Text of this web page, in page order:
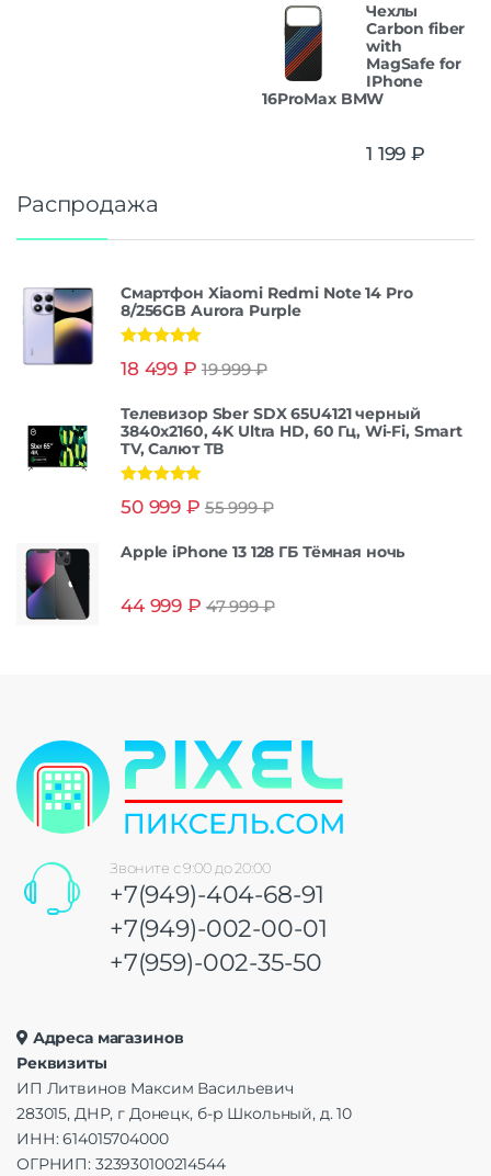
Чехлы
Carbon fiber
with
MagSafe for
IPhone
16ProMax BMW
1 199 ₽
Распродажа
Смартфон Xiaomi Redmi Note 14 Pro
8/256GB Aurora Purple
из 5
18 499 ₽ 19 999₽
Телевизор Sber SDX 65U4121 черный
3840x2160, 4K Ultra HD, 60 Гц, Wi-Fi, Smart
TV, Салют ТВ
из 5
50 999 ₽ 55 999₽
Apple iPhone 13 128 ГБ Тёмная ночь
44 999 ₽ 47 999₽
Звоните с 9:00 до 20:00
+7(949)-404-68-91
+7(949)-002-00-01
+7(959)-002-35-50
Адреса магазинов
Реквизиты
ИП Литвинов Максим Васильевич
283015, ДНР, г Донецк, б-р Школьный, д. 10
ИНН: 614015704000
ОГРНИП: 323930100214544